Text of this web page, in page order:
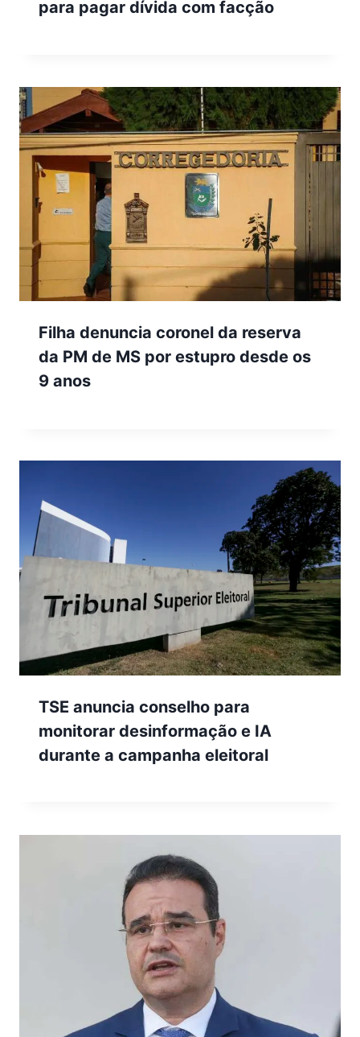
para pagar dívida com facção
Filha denuncia coronel da reserva
da PM de MS por estupro desde os
9 anos
TSE anuncia conselho para
monitorar desinformação e IA
durante a campanha eleitoral